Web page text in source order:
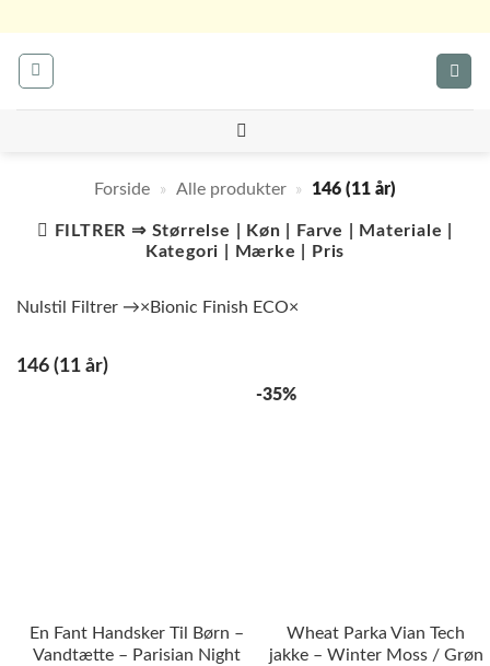
indhold
Forside » Alle produkter » 146 (11 år)
FILTRER ⇒ Størrelse | Køn | Farve | Materiale |
Kategori | Mærke | Pris
Nulstil Filtrer →× Bionic Finish ECO×
146 (11 år)
En Fant Handsker Til Børn –
Vandtætte – Parisian Night
-35%
Wheat Parka Vian Tech
jakke – Winter Moss / Grøn